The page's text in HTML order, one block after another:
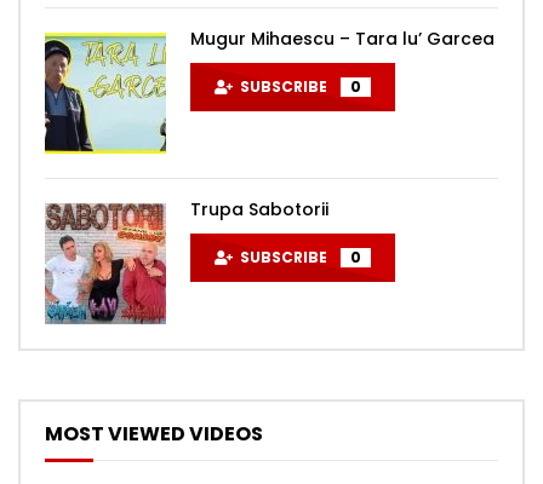
Mugur Mihaescu – Tara lu’ Garcea
SUBSCRIBE 0
Trupa Sabotorii
SUBSCRIBE 0
MOST VIEWED VIDEOS